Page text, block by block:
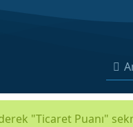
"Ticaret Puanı"